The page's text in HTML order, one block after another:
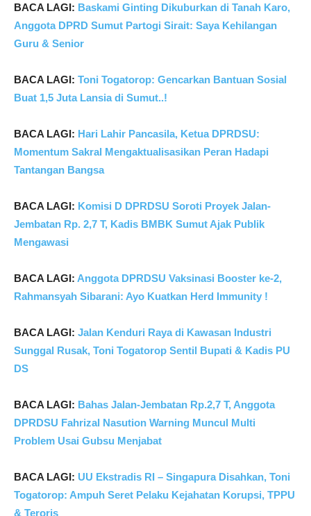
BACA LAGI: Baskami Ginting Dikuburkan di Tanah Karo,
Anggota DPRD Sumut Partogi Sirait: Saya Kehilangan
Guru & Senior
BACA LAGI: Toni Togatorop: Gencarkan Bantuan Sosial
Buat 1,5 Juta Lansia di Sumut..!
BACA LAGI: Hari Lahir Pancasila, Ketua DPRDSU:
Momentum Sakral Mengaktualisasikan Peran Hadapi
Tantangan Bangsa
BACA LAGI: Komisi D DPRDSU Soroti Proyek Jalan-
Jembatan Rp. 2,7 T, Kadis BMBK Sumut Ajak Publik
Mengawasi
BACA LAGI: Anggota DPRDSU Vaksinasi Booster ke-2,
Rahmansyah Sibarani: Ayo Kuatkan Herd Immunity !
BACA LAGI: Jalan Kenduri Raya di Kawasan Industri
Sunggal Rusak, Toni Togatorop Sentil Bupati & Kadis PU
DS
BACA LAGI: Bahas Jalan-Jembatan Rp.2,7 T, Anggota
DPRDSU Fahrizal Nasution Warning Muncul Multi
Problem Usai Gubsu Menjabat
BACA LAGI: UU Ekstradis RI – Singapura Disahkan, Toni
Togatorop: Ampuh Seret Pelaku Kejahatan Korupsi, TPPU
& Teroris